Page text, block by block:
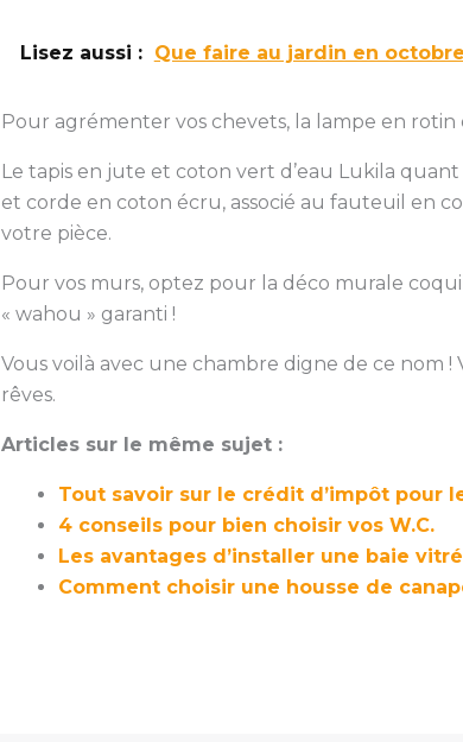
Lisez aussi : Que faire au jardin en
Pour agrémenter vos chevets, la lampe en
Le tapis en jute et coton vert d’eau Lukila
et corde en coton écru, associé au fauteuil en
votre pièce.
Pour vos murs, optez pour la déco murale
« wahou » garanti !
Vous voilà avec une chambre digne de ce nom !
rêves.
Articles sur le même sujet :
Tout savoir sur le crédit d’impôt pour
4 conseils pour bien choisir vos W.C.
Les avantages d’installer une baie
Comment choisir une housse de